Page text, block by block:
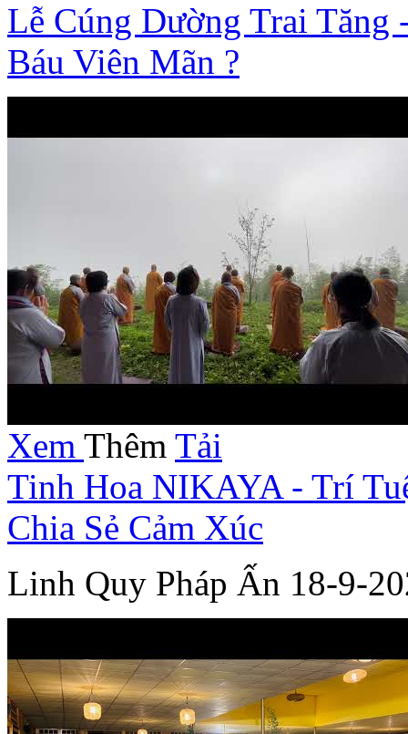
Lễ Cúng Dường Trai
Báu Viên Mãn ?
Xem Thêm Tải
Tinh Hoa NIKAYA - Trí
Chia Sẻ Cảm Xúc
Linh Quy Pháp Ấn 18-9-